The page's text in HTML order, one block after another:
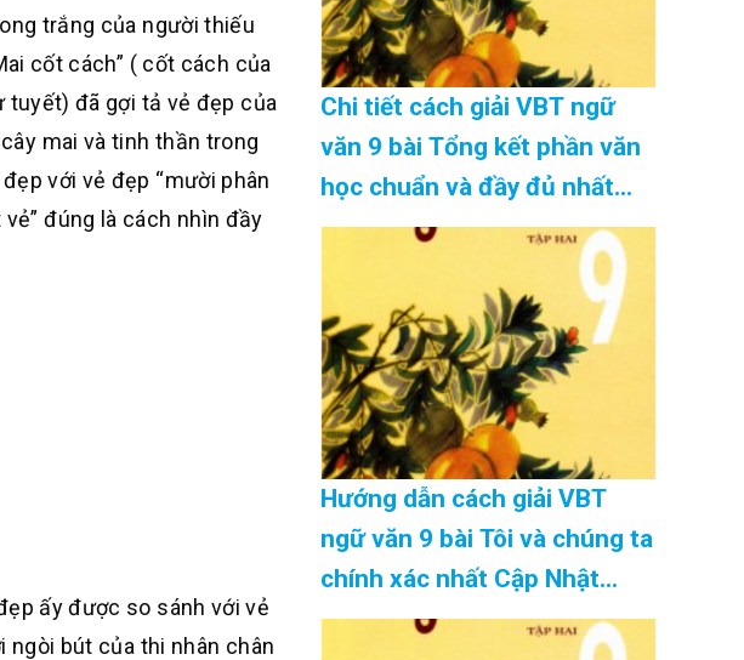
trắng của người thiếu
cốt cách” ( cốt cách của
tuyết) đã gợi tả vẻ đẹp của
mai và tinh thần trong
với vẻ đẹp “mười phân
đúng là cách nhìn đầy
ấy được so sánh với vẻ
ngòi bút của thi nhân chân
Chi tiết cách giải VBT ngữ
văn 9 bài Tổng kết phần văn
học chuẩn và đầy đủ nhất
Cập Nhật 08/2026
Hướng dẫn cách giải VBT
ngữ văn 9 bài Tôi và chúng ta
chính xác nhất Cập Nhật
08/2026